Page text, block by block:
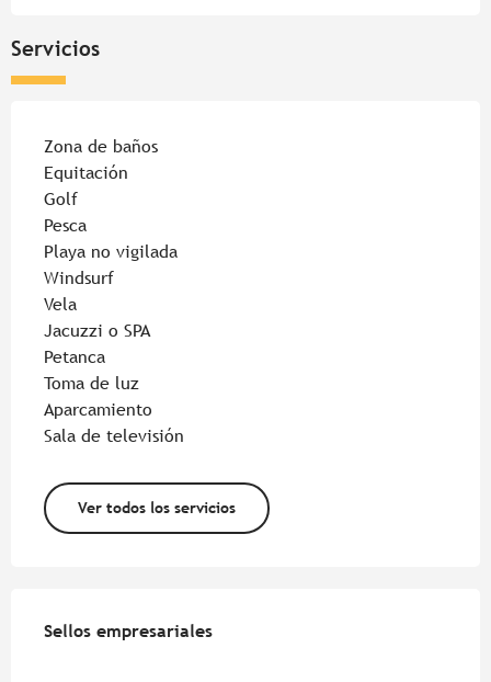
Servicios
Zona de baños
Equitación
Golf
Pesca
Playa no vigilada
Windsurf
Vela
Jacuzzi o SPA
Petanca
Toma de luz
Aparcamiento
Sala de televisión
Ver todos los servicios
Sellos empresariales
Sellos empresariales